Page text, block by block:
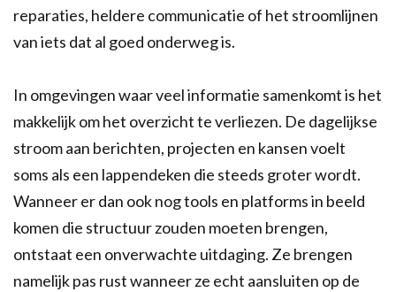
reparaties, heldere communicatie of het stroomlijnen
van iets dat al goed onderweg is.
In omgevingen waar veel informatie samenkomt is het
makkelijk om het overzicht te verliezen. De dagelijkse
stroom aan berichten, projecten en kansen voelt
soms als een lappendeken die steeds groter wordt.
Wanneer er dan ook nog tools en platforms in beeld
komen die structuur zouden moeten brengen,
ontstaat een onverwachte uitdaging. Ze brengen
namelijk pas rust wanneer ze echt aansluiten op de